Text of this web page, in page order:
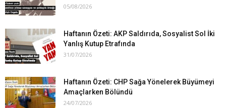
05/08/2026
Haftanın Özeti: AKP Saldırıda, Sosyalist Sol İki
Yanlış Kutup Etrafında
31/07/2026
Haftanın Özeti: CHP Sağa Yönelerek Büyümeyi
Amaçlarken Bölündü
24/07/2026